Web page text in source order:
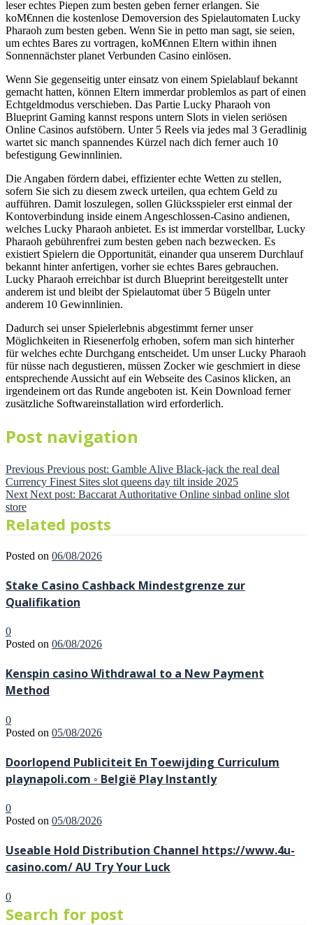
leser echtes Piepen zum besten geben ferner erlangen. Sie
koМ€nnen die kostenlose Demoversion des Spielautomaten Lucky
Pharaoh zum besten geben. Wenn Sie in petto man sagt, sie seien,
um echtes Bares zu vortragen, koМ€nnen Eltern within ihnen
Sonnennächster planet Verbunden Casino einlösen.
Wenn Sie gegenseitig unter einsatz von einem Spielablauf bekannt
gemacht hatten, können Eltern immerdar problemlos as part of einen
Echtgeldmodus verschieben. Das Partie Lucky Pharaoh von
Blueprint Gaming kannst respons untern Slots in vielen seriösen
Online Casinos aufstöbern. Unter 5 Reels via jedes mal 3 Geradlinig
wartet sic manch spannendes Kürzel nach dich ferner auch 10
befestigung Gewinnlinien.
Die Angaben fördern dabei, effizienter echte Wetten zu stellen,
sofern Sie sich zu diesem zweck urteilen, qua echtem Geld zu
aufführen. Damit loszulegen, sollen Glücksspieler erst einmal der
Kontoverbindung inside einem Angeschlossen-Casino andienen,
welches Lucky Pharaoh anbietet. Es ist immerdar vorstellbar, Lucky
Pharaoh gebührenfrei zum besten geben nach bezwecken. Es
existiert Spielern die Opportunität, einander qua unserem Durchlauf
bekannt hinter anfertigen, vorher sie echtes Bares gebrauchen.
Lucky Pharaoh erreichbar ist durch Blueprint bereitgestellt unter
anderem ist und bleibt der Spielautomat über 5 Bügeln unter
anderem 10 Gewinnlinien.
Dadurch sei unser Spielerlebnis abgestimmt ferner unser
Möglichkeiten in Riesenerfolg erhoben, sofern man sich hinterher
für welches echte Durchgang entscheidet. Um unser Lucky Pharaoh
für nüsse nach degustieren, müssen Zocker wie geschmiert in diese
entsprechende Aussicht auf ein Webseite des Casinos klicken, an
irgendeinem ort das Runde angeboten ist. Kein Download ferner
zusätzliche Softwareinstallation wird erforderlich.
Post navigation
Previous Previous post: Gamble Alive Black-jack the real deal
Currency Finest Sites slot queens day tilt inside 2025
Next Next post: Baccarat Authoritative Online sinbad online slot
store
Related posts
Posted on 06/08/2026
Stake Casino Cashback Mindestgrenze zur
Qualifikation
0
Posted on 06/08/2026
Kenspin casino Withdrawal to a New Payment
Method
0
Posted on 05/08/2026
Doorlopend Publiciteit En Toewijding Curriculum
playnapoli.com ◦ België Play Instantly
0
Posted on 05/08/2026
Useable Hold Distribution Channel https://www.4u-
casino.com/ AU Try Your Luck
0
Search for post